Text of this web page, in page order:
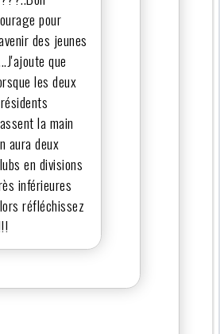
pour
des jeunes
que
les deux
la main
aura deux
en divisions
inférieures
réfléchissez